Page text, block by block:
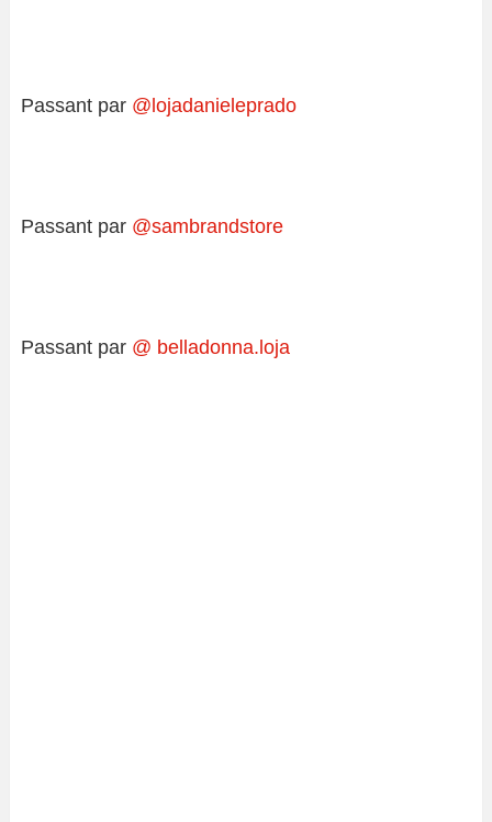
Passant par @lojadanieleprado
Passant par @sambrandstore
Passant par @ belladonna.loja